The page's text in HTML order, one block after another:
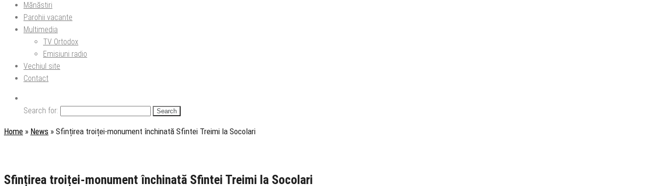
Mănăstiri
Parohii vacante
Multimedia
TV Ortodox
Emisiuni radio
Vechiul site
Contact
Search for:
Home » News » Sfințirea troiței-monument închinată Sfintei Treimi la Socolari
Sfințirea troiței-monument închinată Sfintei Treimi la Socolari